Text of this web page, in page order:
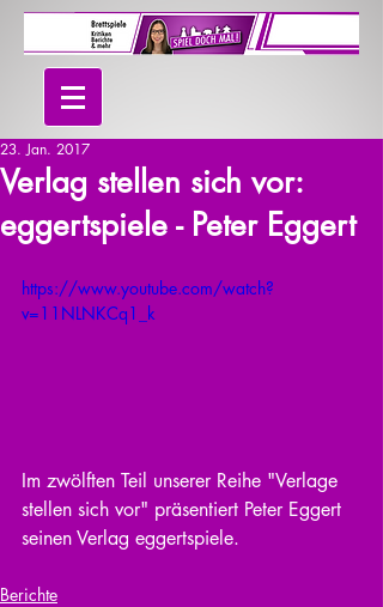
Verlag stellen sich vor:
eggertspiele - Peter Eggert
23. Jan. 2017
https://www.youtube.com/watch?
v=11NLNKCq1_k
Im zwölften Teil unserer Reihe "Verlage
stellen sich vor" präsentiert Peter Eggert
seinen Verlag eggertspiele.
Berichte